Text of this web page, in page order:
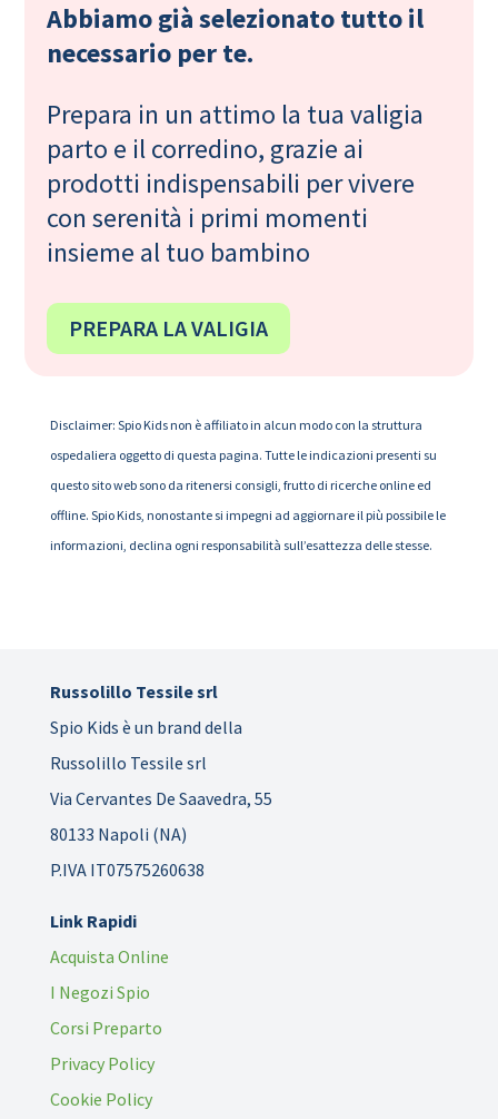
Abbiamo già selezionato tutto il
necessario per te.
Prepara in un attimo la tua valigia
parto e il corredino, grazie ai
prodotti indispensabili per vivere
con serenità i primi momenti
insieme al tuo bambino
PREPARA LA VALIGIA
Disclaimer: Spio Kids non è affiliato in alcun modo con la struttura
ospedaliera oggetto di questa pagina. Tutte le indicazioni presenti su
questo sito web sono da ritenersi consigli, frutto di ricerche online ed
offline. Spio Kids, nonostante si impegni ad aggiornare il più possibile le
informazioni, declina ogni responsabilità sull’esattezza delle stesse.
Russolillo Tessile srl
Spio Kids è un brand della
Russolillo Tessile srl
Via Cervantes De Saavedra, 55
80133 Napoli (NA)
P.IVA IT07575260638
Link Rapidi
Acquista Online
I Negozi Spio
Corsi Preparto
Privacy Policy
Cookie Policy